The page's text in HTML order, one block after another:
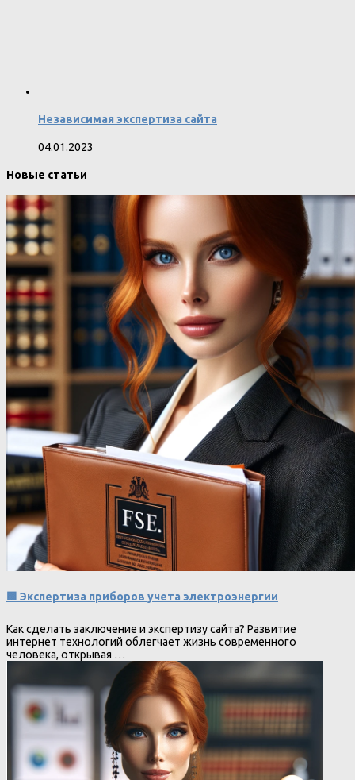
Независимая экспертиза сайта
04.01.2023
Новые статьи
🟩 Экспертиза приборов учета электроэнергии
Как сделать заключение и экспертизу сайта? Развитие
интернет технологий облегчает жизнь современного
человека, открывая …